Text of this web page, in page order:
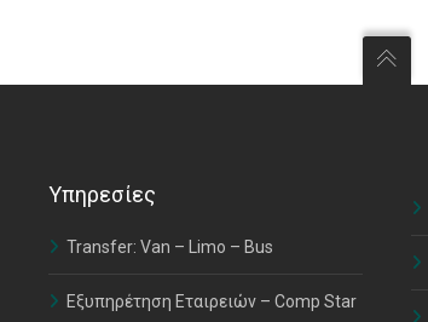
Υπηρεσίες
Transfer: Van – Limo – Bus
Εξυπηρέτηση Εταιρειών – Comp Star